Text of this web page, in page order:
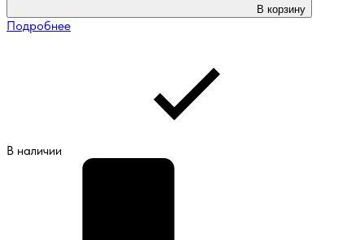
В корзину
Подробнее
В наличии